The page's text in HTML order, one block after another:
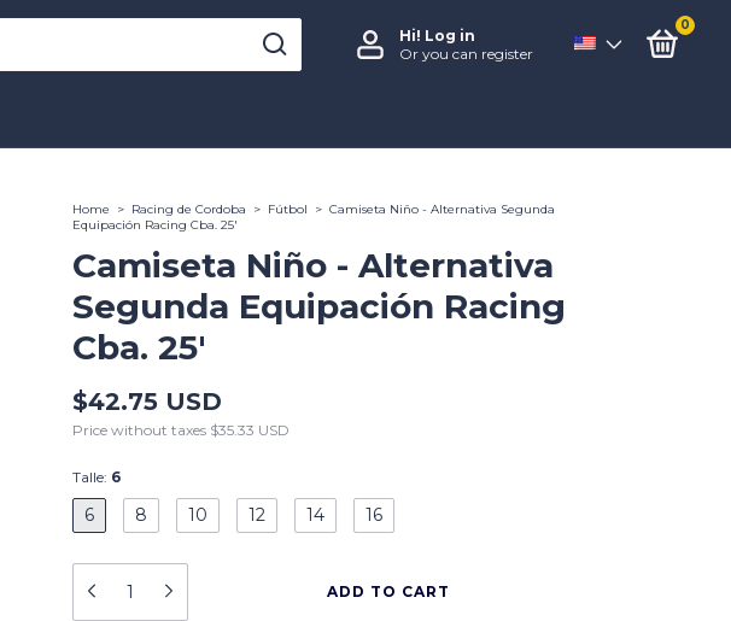
Hi! Log in
Or you can register
0
Home > Racing de Cordoba > Fútbol > Camiseta Niño - Alternativa Segunda
Equipación Racing Cba. 25'
Camiseta Niño - Alternativa
Segunda Equipación Racing
Cba. 25'
$42.75 USD
Price without taxes $35.33 USD
Talle: 6
6 8 10 12 14 16